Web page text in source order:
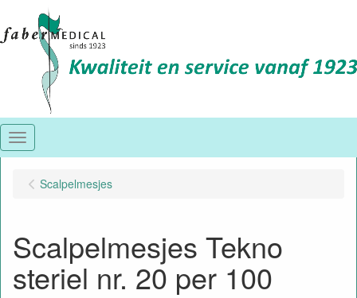
Menu
Scalpelmesjes
Scalpelmesjes Tekno
steriel nr. 20 per 100